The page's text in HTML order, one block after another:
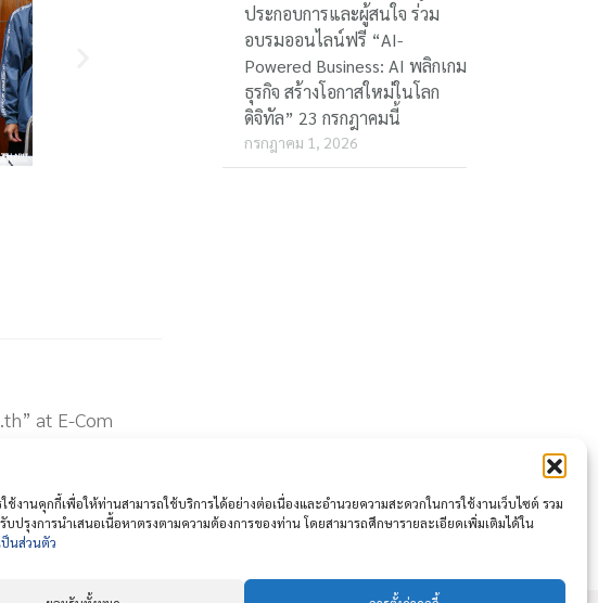
ช้งานคุกกี้เพื่อให้ท่านสามารถใช้บริการได้อย่างต่อเนื่องและอำนวยความสะดวกในการใช้งานเว็บไซต์ รวม
บปรุงการนำเสนอเนื้อหาตรงตามความต้องการของท่าน โดยสามารถศึกษารายละเอียดเพิ่มเติมได้ใน
ป็นส่วนตัว
at E-Com
Businesses
ประกอบการและผู้สนใจ ร่วม
อบรมออนไลน์ฟรี “AI-
Powered Business: AI พลิกเกม
ธุรกิจ สร้างโอกาสใหม่ในโลก
ดิจิทัล” 23 กรกฎาคมนี้
กรกฎาคม 1, 2026